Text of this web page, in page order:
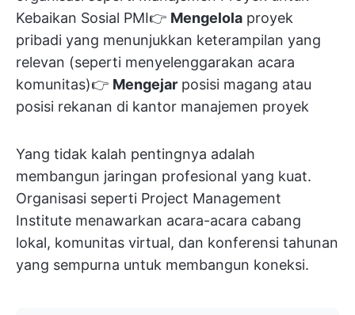
Kebaikan Sosial PMI👉 Mengelola proyek
pribadi yang menunjukkan keterampilan yang
relevan (seperti menyelenggarakan acara
komunitas)👉 Mengejar posisi magang atau
posisi rekanan di kantor manajemen proyek
Yang tidak kalah pentingnya adalah
membangun jaringan profesional yang kuat.
Organisasi seperti Project Management
Institute menawarkan acara-acara cabang
lokal, komunitas virtual, dan konferensi tahunan
yang sempurna untuk membangun koneksi.